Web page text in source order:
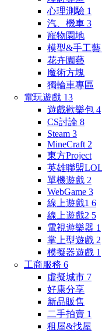
心理測驗 1
汽、機車 3
寵物園地
模型&手工藝
花卉園藝
魔術方塊
獨輪車專區
電玩遊戲 13
遊戲歡樂包 4
CS討論 8
Steam 3
MineCraft 2
東方Project
英雄聯盟LOL
單機遊戲 2
WebGame 3
線上遊戲1 6
線上遊戲2 5
電視遊樂器 1
掌上型遊戲 2
模擬器遊戲 1
工商服務 6
虛擬城市 7
好康分享
新品販售
二手拍賣 1
租屋&找屋